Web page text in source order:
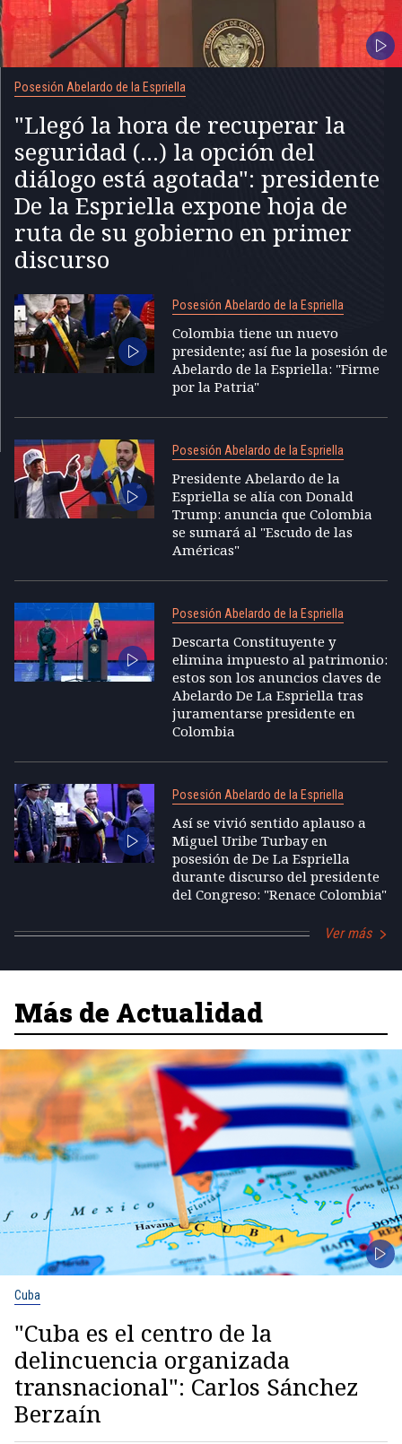
Posesión Abelardo de la Espriella
"Llegó la hora de recuperar la
seguridad (...) la opción del
diálogo está agotada": presidente
De la Espriella expone hoja de
ruta de su gobierno en primer
discurso
Posesión Abelardo de la Espriella
Colombia tiene un nuevo
presidente; así fue la posesión de
Abelardo de la Espriella: "Firme
por la Patria"
Posesión Abelardo de la Espriella
Presidente Abelardo de la
Espriella se alía con Donald
Trump: anuncia que Colombia
se sumará al "Escudo de las
Américas"
Posesión Abelardo de la Espriella
Descarta Constituyente y
elimina impuesto al patrimonio:
estos son los anuncios claves de
Abelardo De La Espriella tras
juramentarse presidente en
Colombia
Posesión Abelardo de la Espriella
Así se vivió sentido aplauso a
Miguel Uribe Turbay en
posesión de De La Espriella
durante discurso del presidente
del Congreso: "Renace Colombia"
Ver más
Más de Actualidad
Cuba
"Cuba es el centro de la
delincuencia organizada
transnacional": Carlos Sánchez
Berzaín